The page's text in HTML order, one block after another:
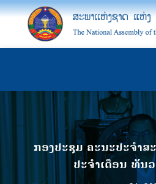
ກອງປະຊຸມ ຄະນະປະຈໍາສ
ປະຈໍາເດືອນ ທັນ